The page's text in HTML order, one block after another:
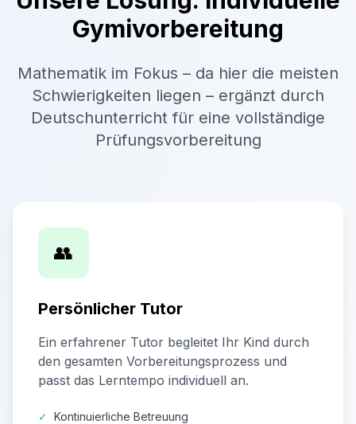
Gymivorbereitung
Mathematik im Fokus – da hier die meisten
Schwierigkeiten liegen – ergänzt durch
Deutschunterricht für eine vollständige
Prüfungsvorbereitung
👥
Persönlicher Tutor
Ein erfahrener Tutor begleitet Ihr Kind durch
den gesamten Vorbereitungsprozess und
passt das Lerntempo individuell an.
✓ Kontinuierliche Betreuung